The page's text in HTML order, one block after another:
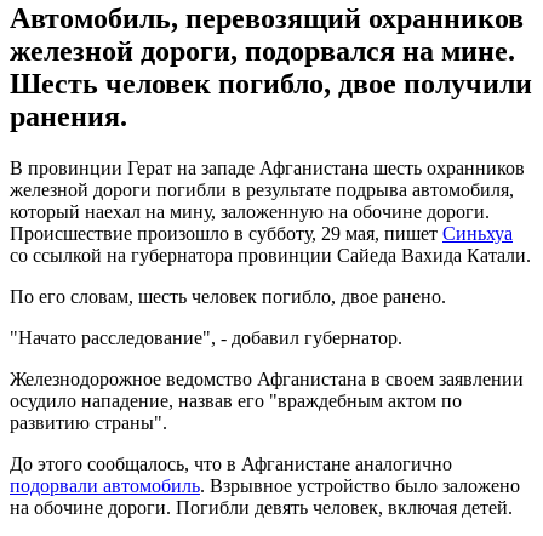
Автомобиль, перевозящий охранников
железной дороги, подорвался на мине.
Шесть человек погибло, двое получили
ранения.
В провинции Герат на западе Афганистана шесть охранников
железной дороги погибли в результате подрыва автомобиля,
который наехал на мину, заложенную на обочине дороги.
Происшествие произошло в субботу, 29 мая, пишет Синьхуа
со ссылкой на губернатора провинции Сайеда Вахида Катали.
По его словам, шесть человек погибло, двое ранено.
"Начато расследование", - добавил губернатор.
Железнодорожное ведомство Афганистана в своем заявлении
осудило нападение, назвав его "враждебным актом по
развитию страны".
До этого сообщалось, что в Афганистане аналогично
подорвали автомобиль. Взрывное устройство было заложено
на обочине дороги. Погибли девять человек, включая детей.